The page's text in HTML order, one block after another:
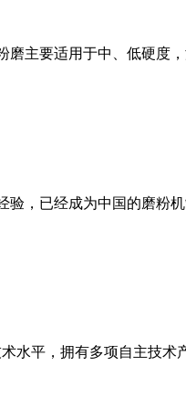
主要适用于中、低硬度
，已经成为中国的磨
水平，拥有多项自主技